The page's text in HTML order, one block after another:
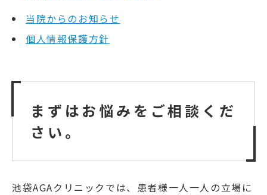
当院からのお知らせ
個人情報保護方針
まずはお悩みをご相談くだ
さい。
池袋AGAクリニックでは、患者様一人一人の立場に